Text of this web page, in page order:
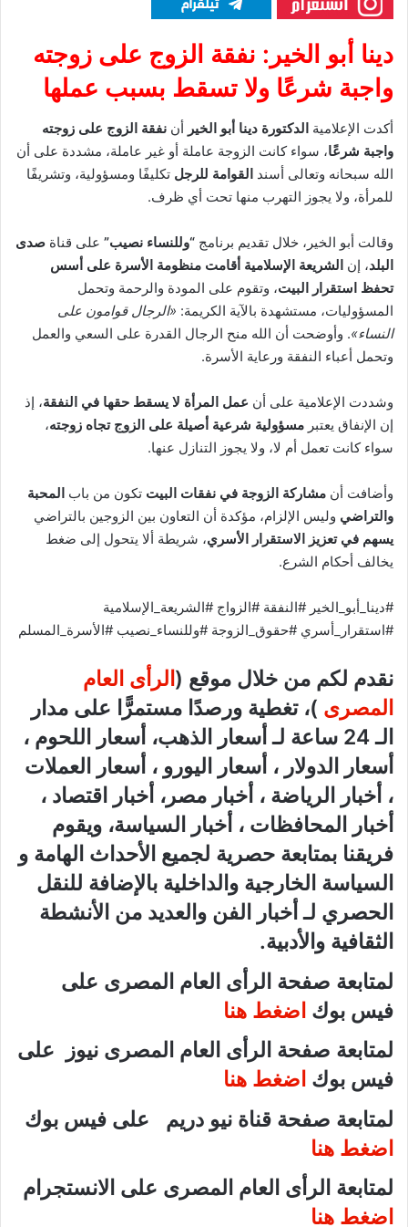
دينا أبو الخير: نفقة الزوج على زوجته
واجبة شرعًا ولا تسقط بسبب عملها
أكدت الإعلامية الدكتورة دينا أبو الخير أن نفقة الزوج على زوجته
واجبة شرعًا، سواء كانت الزوجة عاملة أو غير عاملة، مشددة على أن
الله سبحانه وتعالى أسند القوامة للرجل تكليفًا ومسؤولية، وتشريفًا
للمرأة، ولا يجوز التهرب منها تحت أي ظرف.
وقالت أبو الخير، خلال تقديم برنامج “وللنساء نصيب” على قناة صدى
البلد، إن الشريعة الإسلامية أقامت منظومة الأسرة على أسس
تحفظ استقرار البيت، وتقوم على المودة والرحمة وتحمل
المسؤوليات، مستشهدة بالآية الكريمة: «الرجال قوامون على
النساء». وأوضحت أن الله منح الرجال القدرة على السعي والعمل
وتحمل أعباء النفقة ورعاية الأسرة.
وشددت الإعلامية على أن عمل المرأة لا يسقط حقها في النفقة، إذ
إن الإنفاق يعتبر مسؤولية شرعية أصيلة على الزوج تجاه زوجته،
سواء كانت تعمل أم لا، ولا يجوز التنازل عنها.
وأضافت أن مشاركة الزوجة في نفقات البيت تكون من باب المحبة
والتراضي وليس الإلزام، مؤكدة أن التعاون بين الزوجين بالتراضي
يسهم في تعزيز الاستقرار الأسري، شريطة ألا يتحول إلى ضغط
يخالف أحكام الشرع.
#دينا_أبو_الخير #النفقة #الزواج #الشريعة_الإسلامية
#استقرار_أسري #حقوق_الزوجة #وللنساء_نصيب #الأسرة_المسلم
نقدم لكم من خلال موقع ( الرأى العام
المصرى )، تغطية ورصدًا مستمرًّا على مدار
الـ 24 ساعة لـ أسعار الذهب، أسعار اللحوم ،
أسعار الدولار ، أسعار اليورو ، أسعار العملات
، أخبار الرياضة ، أخبار مصر، أخبار اقتصاد ،
أخبار المحافظات ، أخبار السياسة، ويقوم
فريقنا بمتابعة حصرية لجميع الأحداث الهامة و
السياسة الخارجية والداخلية بالإضافة للنقل
الحصري لـ أخبار الفن والعديد من الأنشطة
الثقافية والأدبية.
لمتابعة صفحة الرأى العام المصرى على
فيس بوك اضغط هنا
لمتابعة صفحة الرأى العام المصرى نيوز على
فيس بوك اضغط هنا
لمتابعة صفحة قناة نيو دريم على فيس بوك
اضغط هنا
لمتابعة الرأى العام المصرى على الانستجرام
اضغط هنا